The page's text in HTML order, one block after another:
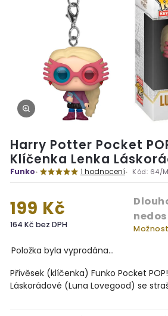
Harry Potter Pocket
Klíčenka Lenka
Funko 1 hodnocení Kód: 64/
199 Kč
164 Kč bez DPH
Položka byla vyprodána…
Přívěsek (klíčenka) Funko Pocket
Láskorádové (Luna Lovegood) se